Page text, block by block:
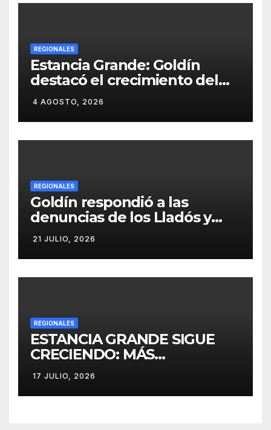
REGIONALES
Estancia Grande: Goldín
destacó el crecimiento del
municipio, anunció nuevas
obras y defendió su gestión
frente a las críticas
4 AGOSTO, 2026
REGIONALES
Goldín respondió a las
denuncias de los Lladós y
defendió la transparencia de
su gestión
21 JULIO, 2026
REGIONALES
ESTANCIA GRANDE SIGUE
CRECIENDO: MÁS
CONECTIVIDAD Y UNA
TRANSFORMACIÓN
HISTÓRICA PARA LA
17 JULIO, 2026